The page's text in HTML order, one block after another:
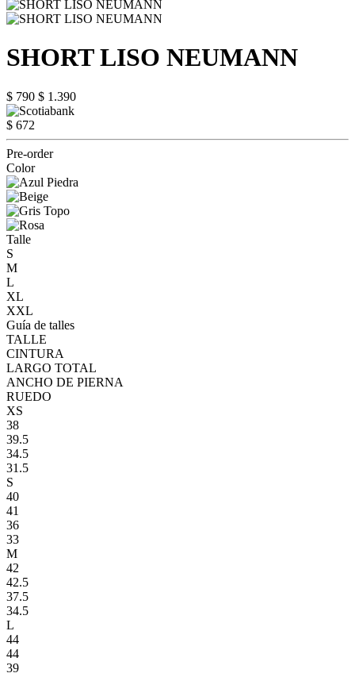
SHORT LISO NEUMANN
$ 790 $ 1.390
$ 672
Pre-order
Color
Talle
S
M
L
XL
XXL
Guía de talles
TALLE
CINTURA
LARGO TOTAL
ANCHO DE PIERNA
RUEDO
XS
38
39.5
34.5
31.5
S
40
41
36
33
M
42
42.5
37.5
34.5
L
44
44
39